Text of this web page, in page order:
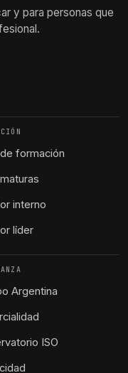
y para personas que
formación
interno
líder
Argentina
ISO